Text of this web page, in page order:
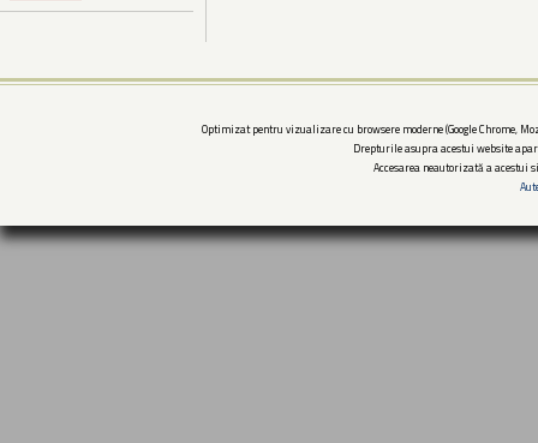
Optimizat pentru vizualizare cu browsere moderne (Google Chrome,
Drepturile asupra acestui website
Accesarea neautorizată a acestui